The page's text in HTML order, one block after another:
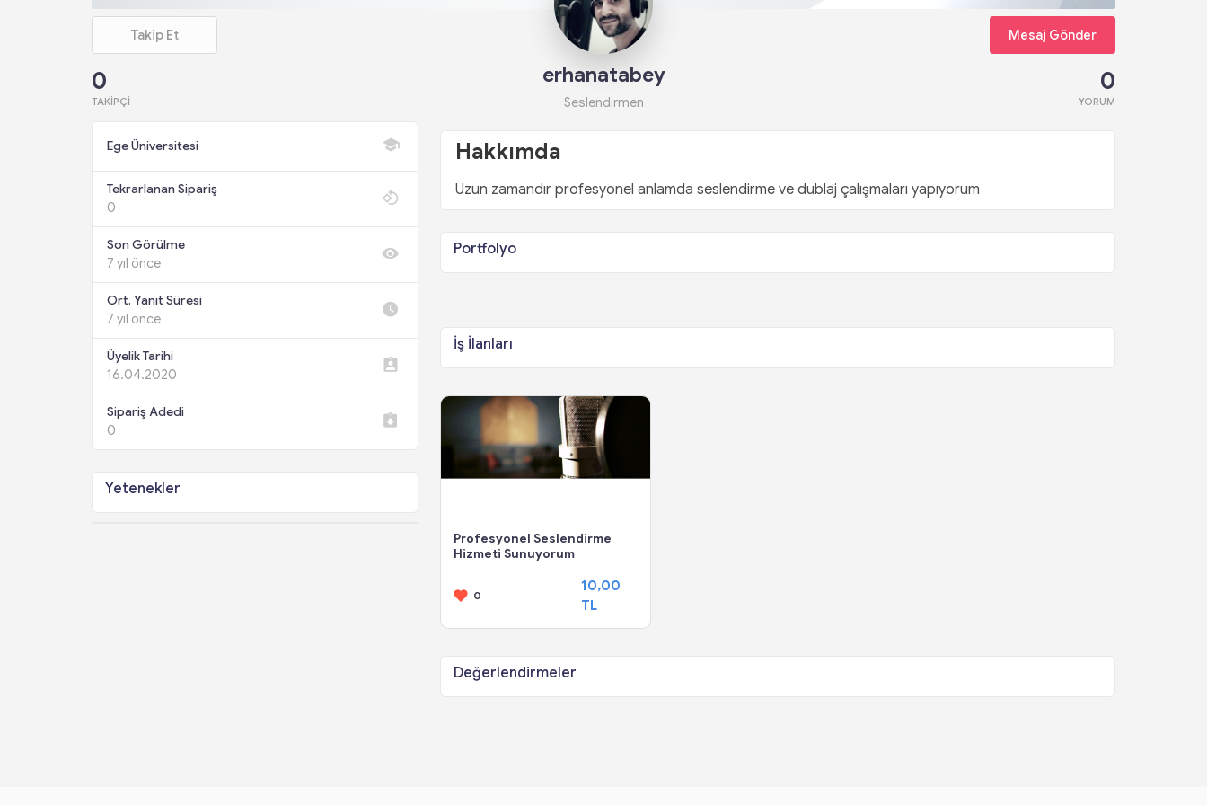
Takip Et Mesaj Gönder
0
TAKIPÇI
erhanatabey
Seslendirmen
0
YORUM
Ege Üniversitesi
Tekrarlanan Sipariş
0
Son Görülme
7 yıl önce
Ort. Yanıt Süresi
7 yıl önce
Üyelik Tarihi
16.04.2020
Sipariş Adedi
0
Yetenekler
Hakkımda
Uzun zamandır profesyonel anlamda seslendirme ve dublaj çalışmaları yapıyorum
Portfolyo
İş İlanları
Profesyonel Seslendirme
Hizmeti Sunuyorum
0
10,00
TL
Değerlendirmeler